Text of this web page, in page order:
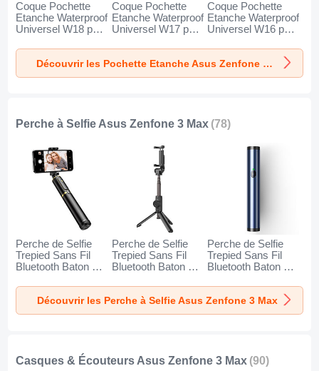
Coque Pochette
Etanche Waterproof
Universel W18 pour
Max Noir
Coque Pochette
Etanche Waterproof
Universel W17 pour
Max Or
Coque Pochette
Etanche Waterproof
Universel W16 pour
Max Orange
Découvrir les Pochette Etanche Asus Zenfone 3 Max
Perche à Selfie Asus Zenfone 3 Max (78)
Perche de Selfie
Trepied Sans Fil
Bluetooth Baton de
Poche Universel
T34 pour Asus
Zenfone 3 Max Or
Perche de Selfie
Trepied Sans Fil
Bluetooth Baton de
Poche Universel
T32 pour Asus
Zenfone 3 Max Noir
Perche de Selfie
Trepied Sans Fil
Bluetooth Baton de
Poche Universel
T31 pour Asus
Zenfone 3 Max
Découvrir les Perche à Selfie Asus Zenfone 3 Max
Casques & Écouteurs Asus Zenfone 3 Max (90)